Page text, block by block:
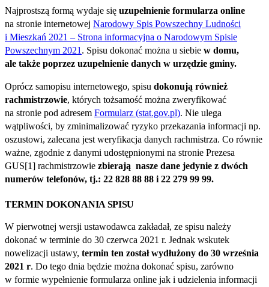
Najprostszą formą wydaje się uzupełnienie formularza online
na stronie internetowej Narodowy Spis Powszechny Ludności
i Mieszkań 2021 – Strona informacyjna o Narodowym Spisie
Powszechnym 2021 . Spisu dokonać można u siebie w domu,
ale także poprzez uzupełnienie danych w urzędzie gminy.
Oprócz samopisu internetowego, spisu dokonują również
rachmistrzowie, których tożsamość można zweryfikować
na stronie pod adresem Formularz (stat.gov.pl). Nie ulega
wątpliwości, by zminimalizować ryzyko przekazania informacji np.
oszustowi, zalecana jest weryfikacja danych rachmistrza. Co równie
ważne, zgodnie z danymi udostępnionymi na stronie Prezesa
GUS[1] rachmistrzowie zbierają nasze dane jedynie z dwóch
numerów telefonów, tj.: 22 828 88 88 i 22 279 99 99.
TERMIN DOKONANIA SPISU
W pierwotnej wersji ustawodawca zakładał, ze spisu należy
dokonać w terminie do 30 czerwca 2021 r. Jednak wskutek
nowelizacji ustawy, termin ten został wydłużony do 30 września
2021 r. Do tego dnia będzie można dokonać spisu, zarówno
w formie wypełnienie formularza online jak i udzielenia informacji